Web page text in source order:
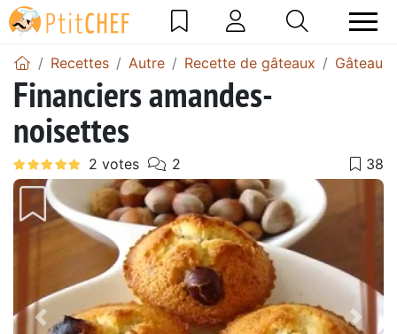
Recettes Autre Recette de gâteaux Gâteau
Financiers amandes-
noisettes
Précédent